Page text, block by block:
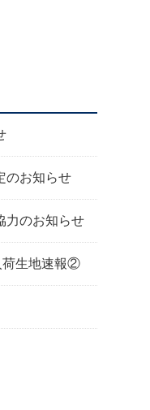
のお知らせ
力のお知らせ
荷生地速報②